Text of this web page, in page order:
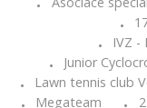
•
•
•
IVZ -
•
Junior
•
Lawn tennis club
Megateam